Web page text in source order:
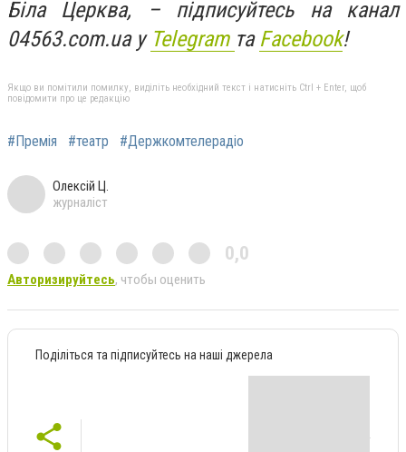
Біла Церква, – підписуйтесь на канал
04563.com.ua у Telegram та Facebook!
Якщо ви помітили помилку, виділіть необхідний текст і натисніть Ctrl + Enter, щоб
повідомити про це редакцію
#Премія #театр #Держкомтелерадіо
Олексій Ц.
журналіст
0,0
Авторизируйтесь, чтобы оценить
Поділіться та підписуйтесь на наші джерела